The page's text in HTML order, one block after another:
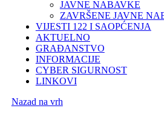
JAVNE NABAVKE
ZAVRŠENE JAVNE
VIJESTI 122 I SAOPĆENJA
AKTUELNO
GRAĐANSTVO
INFORMACIJE
CYBER SIGURNOST
LINKOVI
Nazad na vrh